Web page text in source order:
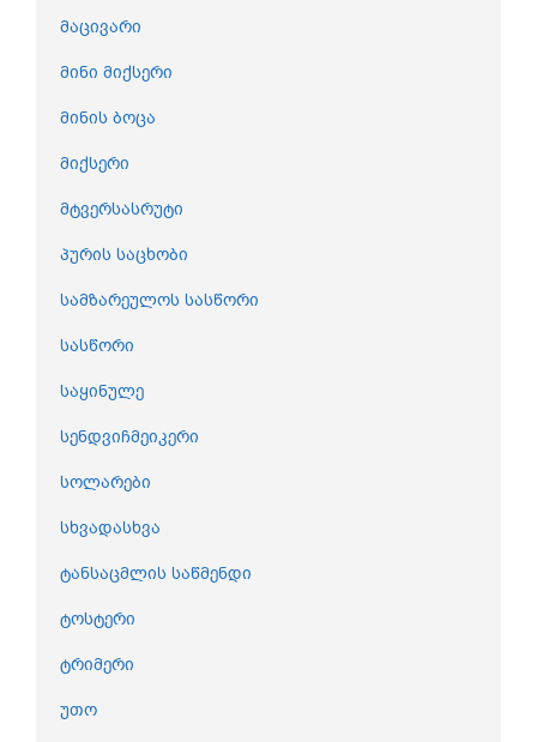
მაცივარი
მინი მიქსერი
მინის ბოცა
მიქსერი
მტვერსასრუტი
პურის საცხობი
სამზარეულოს სასწორი
სასწორი
საყინულე
სენდვიჩმეიკერი
სოლარები
სხვადასხვა
ტანსაცმლის საწმენდი
ტოსტერი
ტრიმერი
უთო